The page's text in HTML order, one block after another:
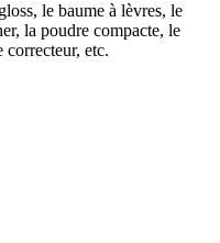
le baume à lèvres, le
la poudre compacte, le
correcteur, etc.